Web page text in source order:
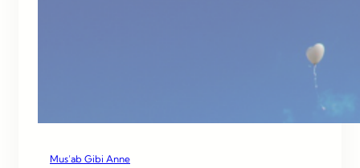
Mus’ab Gibi Anne